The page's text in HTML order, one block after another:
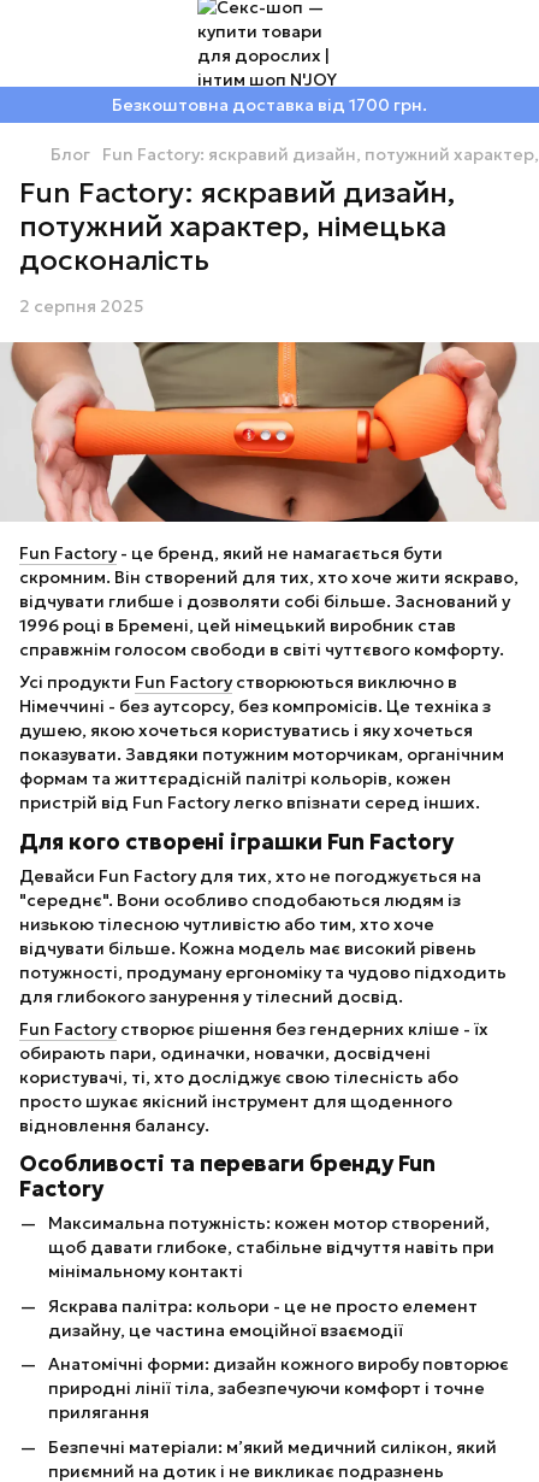
Безкоштовна доставка від 1700 грн.
Блог Fun Factory: яскравий дизайн, потужний
Fun Factory: яскравий дизайн,
потужний характер, німецька
досконалість
2 серпня 2025
Fun Factory- це бренд, який не намагається бути
скромним. Він створений для тих, хто хоче жити яскраво,
відчувати глибше і дозволяти собі більше. Заснований у
1996 році в Бремені, цей німецький виробник став
справжнім голосом свободи в світі чуттєвого комфорту.
Усі продукти Fun Factoryстворюються виключно в
Німеччині - без аутсорсу, без компромісів. Це техніка з
душею, якою хочеться користуватись і яку хочеться
показувати. Завдяки потужним моторчикам, органічним
формам та життєрадісній палітрі кольорів, кожен
пристрій від Fun Factory легко впізнати серед інших.
Для кого створені іграшки Fun Factory
Девайси Fun Factory для тих, хто не погоджується на
"середнє". Вони особливо сподобаються людям із
низькою тілесною чутливістю або тим, хто хоче
відчувати більше. Кожна модель має високий рівень
потужності, продуману ергономіку та чудово підходить
для глибокого занурення у тілесний досвід.
Fun Factoryстворює рішення без гендерних кліше - їх
обирають пари, одиначки, новачки, досвідчені
користувачі, ті, хто досліджує свою тілесність або
просто шукає якісний інструмент для щоденного
відновлення балансу.
Особливості та переваги бренду Fun
Factory
Максимальна потужність: кожен мотор створений,
щоб давати глибоке, стабільне відчуття навіть при
мінімальному контакті
Яскрава палітра: кольори - це не просто елемент
дизайну, це частина емоційної взаємодії
Анатомічні форми: дизайн кожного виробу повторює
природні лінії тіла, забезпечуючи комфорт і точне
прилягання
Безпечні матеріали: м’який медичний силікон, який
приємний на дотик і не викликає подразнень